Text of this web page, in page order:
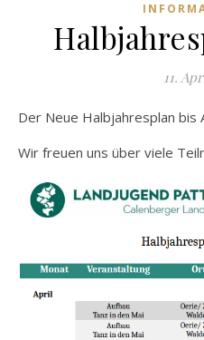
11.
Der Neue Halbjahresplan
Wir freuen uns über viele